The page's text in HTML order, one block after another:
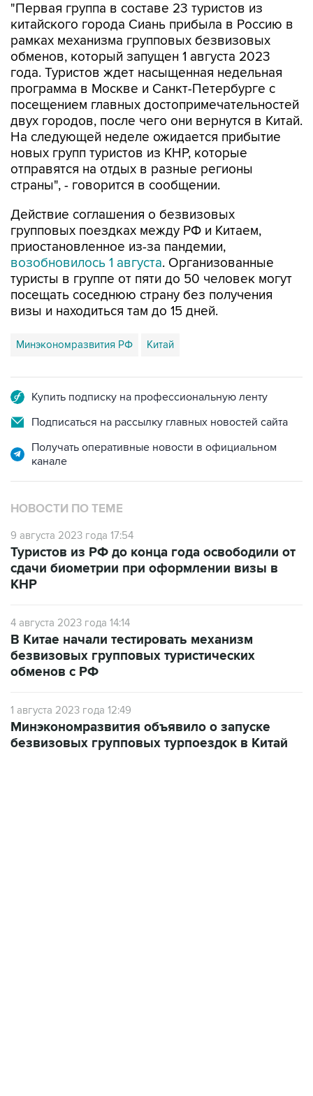
"Первая группа в составе 23 туристов из
китайского города Сиань прибыла в Россию в
рамках механизма групповых безвизовых
обменов, который запущен 1 августа 2023
года. Туристов ждет насыщенная недельная
программа в Москве и Санкт-Петербурге с
посещением главных достопримечательностей
двух городов, после чего они вернутся в Китай.
На следующей неделе ожидается прибытие
новых групп туристов из КНР, которые
отправятся на отдых в разные регионы
страны", - говорится в сообщении.
Действие соглашения о безвизовых
групповых поездках между РФ и Китаем,
приостановленное из-за пандемии,
возобновилось 1 августа. Организованные
туристы в группе от пяти до 50 человек могут
посещать соседнюю страну без получения
визы и находиться там до 15 дней.
Минэкономразвития РФ Китай
Купить подписку на профессиональную ленту
Подписаться на рассылку главных новостей сайта
Получать оперативные новости в официальном
канале
НОВОСТИ ПО ТЕМЕ
9 августа 2023 года 17:54
Туристов из РФ до конца года освободили от
сдачи биометрии при оформлении визы в
КНР
4 августа 2023 года 14:14
В Китае начали тестировать механизм
безвизовых групповых туристических
обменов с РФ
1 августа 2023 года 12:49
Минэкономразвития объявило о запуске
безвизовых групповых турпоездок в Китай